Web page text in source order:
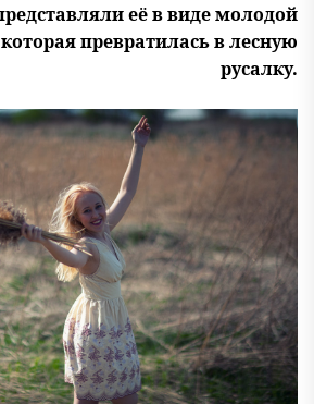
её в виде молодой
превратилась в лесную
русалку.